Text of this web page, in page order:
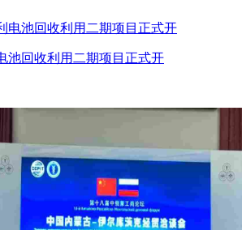
池回收利用二期项目正式开